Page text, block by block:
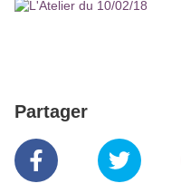
Partager